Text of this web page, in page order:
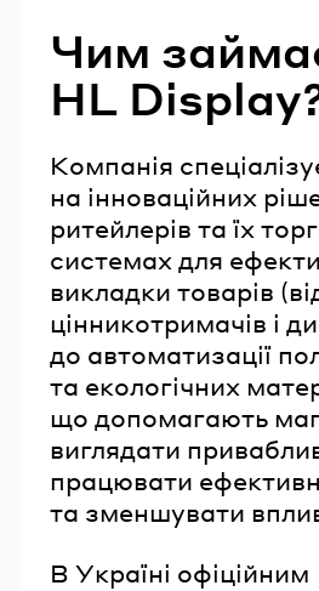
Чим
HL
Компанія
на інноваційних
ритейлерів та їх
системах для
викладки товарів
цінникотримачів і
до автоматизації
та екологічних
що допомагають
виглядати
працювати
та зменшувати
В Україні офіційним